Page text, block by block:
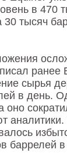
в 470
30 тысяч
ранее
сырья
в день.
оно
баррелей в